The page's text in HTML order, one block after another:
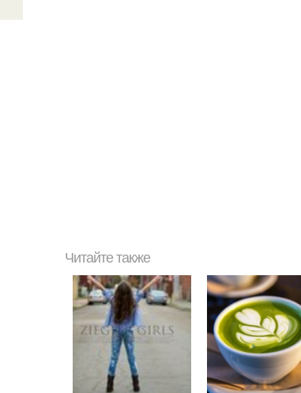
Читайте также